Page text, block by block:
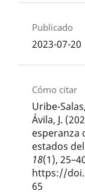
Publicado
2023-07-20
Cómo citar
Uribe-
Ávila, J.
esperanza
estados
18(1),
https://
65